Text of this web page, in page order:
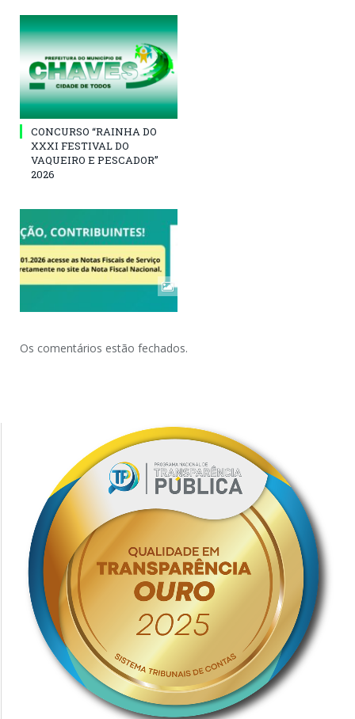
CONCURSO “RAINHA DO
XXXI FESTIVAL DO
VAQUEIRO E PESCADOR”
2026
Os comentários estão fechados.